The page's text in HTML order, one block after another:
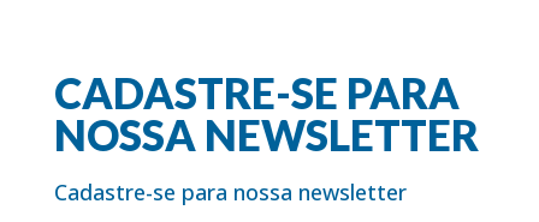
CADASTRE-SE PARA
NOSSA NEWSLETTER
Cadastre-se para nossa newsletter